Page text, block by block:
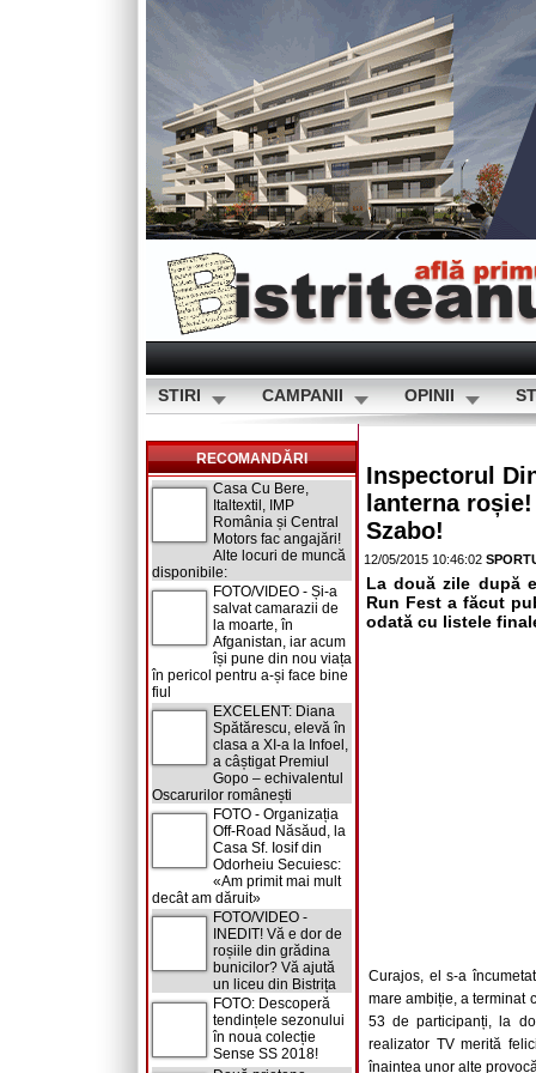
STIRI CAMPANII OPINII
RECOMANDĂRI
Casa Cu Bere,
Italtextil, IMP
România și Central
Motors fac angajări!
Alte locuri de muncă
disponibile:
FOTO/VIDEO - Și-a
salvat camarazii de
la moarte, în
Afganistan, iar acum
își pune din nou viața
în pericol pentru a-și face bine
fiul
EXCELENT: Diana
Spătărescu, elevă în
clasa a XI-a la Infoel,
a câștigat Premiul
Gopo – echivalentul
Oscarurilor românești
FOTO - Organizația
Off-Road Năsăud, la
Casa Sf. Iosif din
Odorheiu Secuiesc:
«Am primit mai mult
decât am dăruit»
FOTO/VIDEO -
INEDIT! Vă e dor de
roșiile din grădina
bunicilor? Vă ajută
un liceu din Bistrița
FOTO: Descoperă
tendințele sezonului
în noua colecție
Sense SS 2018!
Inspectorul
lanterna
Szabo!
12/05/2015 10:46:02
La două zile după
Run Fest a făcut
odată cu listele
Curajos, el s-a
mare ambiție, a terminat
53 de participanți, la
realizator TV merită
înaintea unor alte